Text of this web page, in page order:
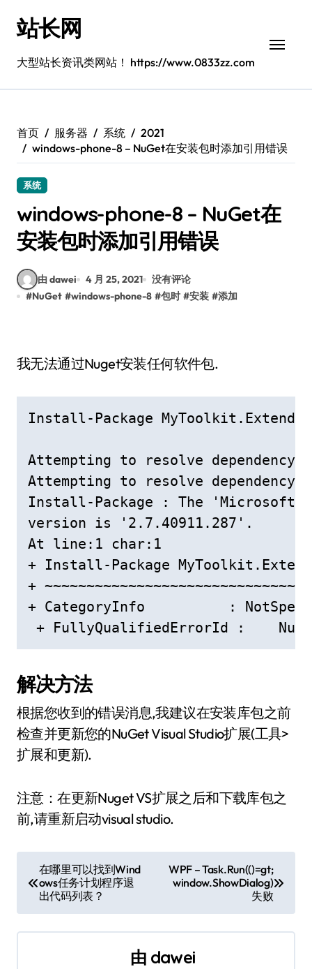
站长网
大型站长资讯类网站！ https://www.0833zz.com
首页 服务器 系统
2021
windows-phone-8 – NuGet在安装包时添加引用错误
系统
windows-phone-8 – NuGet在
安装包时添加引用错误
由 dawei 4 月 25, 2021
没有评论
#NuGet #windows-phone-8 #包时 #安装 #添加
我无法通过Nuget安装任何软件包.
Install-Package MyToolkit.Extended
Attempting to resolve
Attempting to resolve
Install-Package : The
version is '2.7.40911.287'.
At line:1 char:1
+ Install-Package
+
+ CategoryInfo          :
+ FullyQualifiedErrorId :
解决方法
根据您收到的错误消息,我建议在安装库包之前
检查并更新您的NuGet Visual Studio扩展(工具>
扩展和更新).
注意：在更新Nuget VS扩展之后和下载库包之
前,请重新启动visual studio.
章
导
在哪里可以找到Wind
ows任务计划程序退
出代码列表？
WPF – Task.Run(()=gt;
window.ShowDialog)
失败
由 dawei